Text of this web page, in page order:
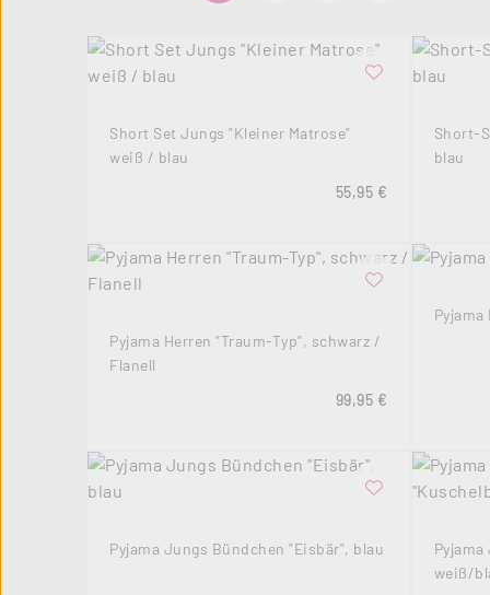
Short Set Jungs "Kleiner Matrose"
weiß / blau
Regulärer Preis:
55,95 €
Short-
blau
Pyjama Herren "Traum-Typ", schwarz /
Flanell
Regulärer Preis:
99,95 €
Pyjama Jungs Bündchen "Eisbär", blau
weiß/